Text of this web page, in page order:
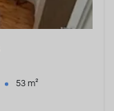
53 m²